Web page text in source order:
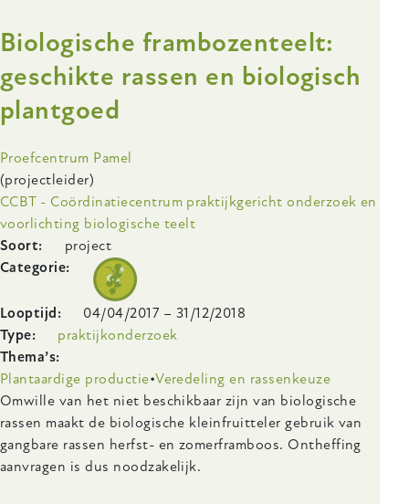
bemesting
de
biologische
kleinfruitteelt
Biologische frambozenteelt:
geschikte rassen en biologisch
plantgoed
Onderzoeksinstelling
Proefcentrum Pamel
(projectleider)
CCBT - Coördinatiecentrum praktijkgericht onderzoek en
voorlichting biologische teelt
Soort
project
Categorie
Looptijd 04/04/2017 – 31/12/2018
Type
praktijkonderzoek
Thema’s
Plantaardige productie Veredeling en rassenkeuze
Body
Omwille van het niet beschikbaar zijn van biologische
rassen maakt de biologische kleinfruitteler gebruik van
gangbare rassen herfst- en zomerframboos. Ontheffing
aanvragen is dus noodzakelijk.